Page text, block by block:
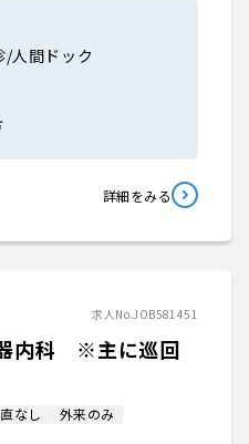
/人間ドック
詳細をみる
求人No.JOB581451
器内科 ※主に巡回
なし
外来のみ